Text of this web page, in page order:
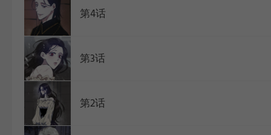
第4话
第3话
第2话